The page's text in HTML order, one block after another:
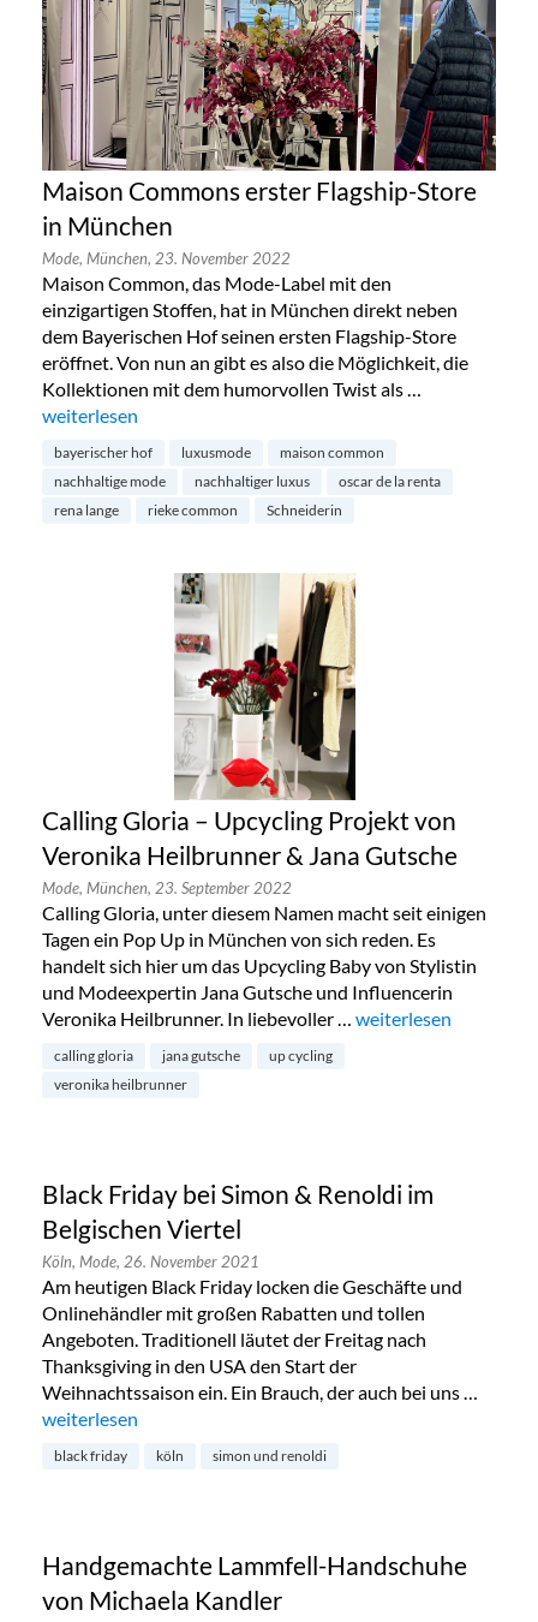
Maison Commons erster Flagship-Store
in München
Mode, München, 23. November 2022
Maison Common, das Mode-Label mit den
einzigartigen Stoffen, hat in München direkt neben
dem Bayerischen Hof seinen ersten Flagship-Store
eröffnet. Von nun an gibt es also die Möglichkeit, die
Kollektionen mit dem humorvollen Twist als …
„Maison Commons erster Flagship-Store in München“
weiterlesen
bayerischer hof luxusmode
maison common
nachhaltige mode
nachhaltiger luxus
oscar de la renta
rena lange
rieke common Schneiderin
Calling Gloria – Upcycling Projekt von
Veronika Heilbrunner & Jana Gutsche
Mode, München, 23. September 2022
Calling Gloria, unter diesem Namen macht seit einigen
Tagen ein Pop Up in München von sich reden. Es
handelt sich hier um das Upcycling Baby von Stylistin
und Modeexpertin Jana Gutsche und Influencerin
Veronika Heilbrunner. In liebevoller … „Calling Gloria –
weiterlesen
calling gloria jana gutsche
up cycling
veronika heilbrunner
Black Friday bei Simon & Renoldi im
Belgischen Viertel
Köln, Mode, 26. November 2021
Am heutigen Black Friday locken die Geschäfte und
Onlinehändler mit großen Rabatten und tollen
Angeboten. Traditionell läutet der Freitag nach
Thanksgiving in den USA den Start der
Weihnachtssaison ein. Ein Brauch, der auch bei uns …
„Black Friday bei Simon & Renoldi im Belgischen Viertel“
weiterlesen
black friday köln simon und renoldi
Handgemachte Lammfell-Handschuhe
von Michaela Kandler